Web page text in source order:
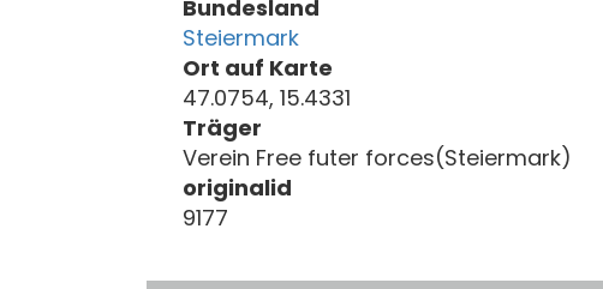
Bundesland
Steiermark
Ort auf Karte
47.0754, 15.4331
Träger
Verein Free futer forces(Steiermark)
originalid
9177